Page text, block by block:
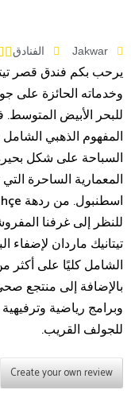
Jakwar الفنادق
وخدماته الحائزة على
للبحر الأبيض المتوسط.
المفهوم الذهبي
السباحة على شكل
المعمارية الساحرة
للنظر إلى غرفنا
تيتانيك ماردان لإضفاء
وبرامج رياضية
للجولف القريب.
Create your own review